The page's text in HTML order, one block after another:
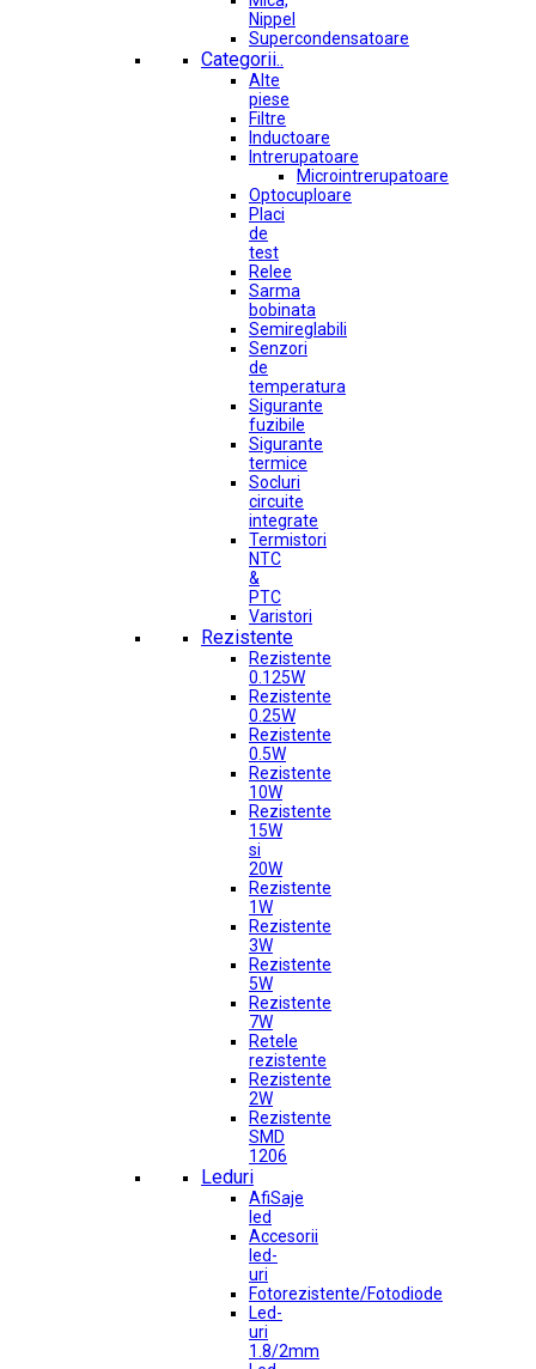
Nippel
Supercondensatoare
Categorii..
Alte
piese
Filtre
Inductoare
Intrerupatoare
Microintrerupatoare
Optocuploare
Placi
de
test
Relee
Sarma
bobinata
Semireglabili
Senzori
de
temperatura
Sigurante
fuzibile
Sigurante
termice
Socluri
circuite
integrate
Termistori
NTC
&
PTC
Varistori
Rezistente
Rezistente
0.125W
Rezistente
0.25W
Rezistente
0.5W
Rezistente
10W
Rezistente
15W
si
20W
Rezistente
1W
Rezistente
3W
Rezistente
5W
Rezistente
7W
Retele
rezistente
Rezistente
2W
Rezistente
SMD
1206
Leduri
AfiSaje
led
Accesorii
led-
uri
Fotorezistente/Fotodiode
Led-
uri
1.8/2mm